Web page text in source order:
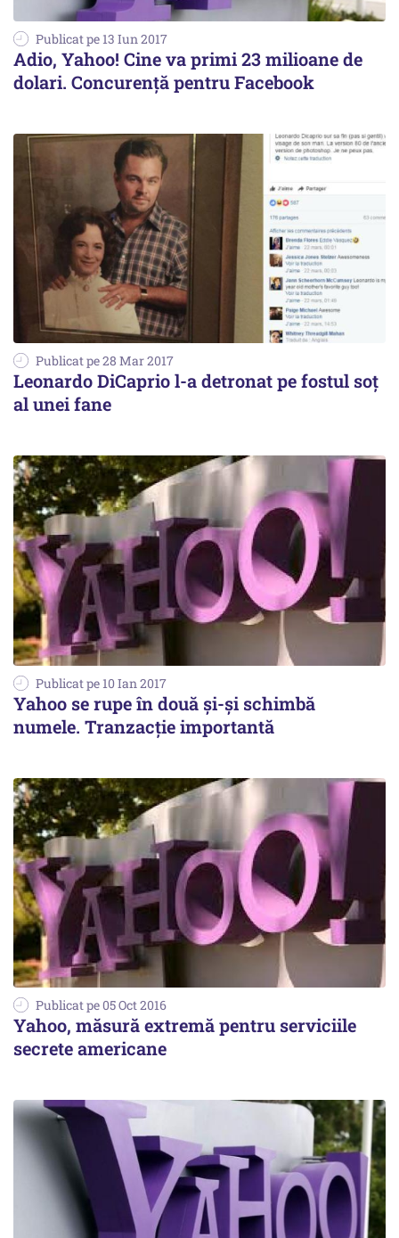
Publicat pe 13 Iun 2017
Adio, Yahoo! Cine va primi 23 milioane de
dolari. Concurenţă pentru Facebook
Publicat pe 28 Mar 2017
Leonardo DiCaprio l-a detronat pe fostul soț
al unei fane
Publicat pe 10 Ian 2017
Yahoo se rupe în două și-și schimbă
numele. Tranzacție importantă
Publicat pe 05 Oct 2016
Yahoo, măsură extremă pentru serviciile
secrete americane